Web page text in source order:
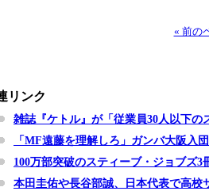
« 前の
リンク
雑誌『ケトル』が「従業員30人以下
「MF遠藤を理解しろ」ガンバ大阪入
100万部突破のスティーブ・ジョブズ
本田圭佑や長谷部誠、日本代表で高